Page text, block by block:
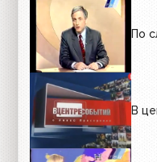
По
В